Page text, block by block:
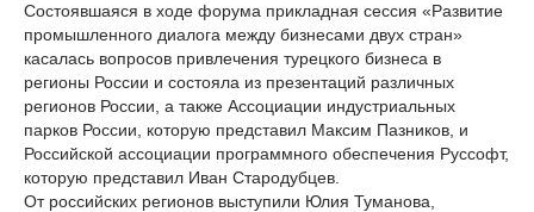
Состоявшаяся в ходе форума прикладная сессия «Развитие
промышленного диалога между бизнесами двух стран»
касалась вопросов привлечения турецкого бизнеса в
регионы России и состояла из презентаций различных
регионов России, а также Ассоциации индустриальных
парков России, которую представил Максим Пазников, и
Российской ассоциации программного обеспечения Руссофт,
которую представил Иван Стародубцев.
От российских регионов выступили Юлия Туманова,